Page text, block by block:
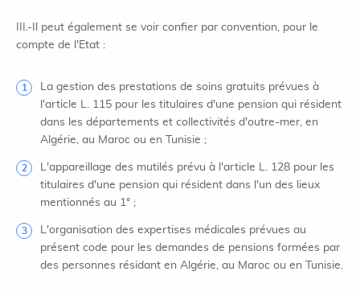
III.-Il peut également se voir confier par convention, pour le
compte de l'Etat :
La gestion des prestations de soins gratuits prévues à
l'article L. 115 pour les titulaires d'une pension qui résident
dans les départements et collectivités d'outre-mer, en
Algérie, au Maroc ou en Tunisie ;
L'appareillage des mutilés prévu à l'article L. 128 pour les
titulaires d'une pension qui résident dans l'un des lieux
mentionnés au 1° ;
L'organisation des expertises médicales prévues au
présent code pour les demandes de pensions formées par
des personnes résidant en Algérie, au Maroc ou en Tunisie.